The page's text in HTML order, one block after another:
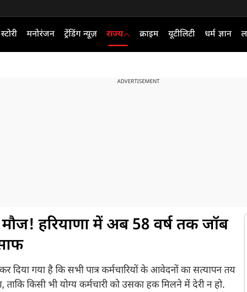
मनोरंजन ट्रेंडिंग न्यूज़ राज्य क्राइम यूटीलिटी धर्म ज्ञान
ADVERTISEMENT
मौज! हरियाणा में अब 58 वर्ष तक जॉब
गया है कि सभी पात्र कर्मचारियों के आवेदनों का सत्यापन तय
किसी भी योग्य कर्मचारी को उसका हक मिलने में देरी न हो.